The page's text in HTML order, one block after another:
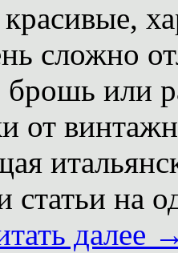
сложно
брошь или
от
статьи на
далее